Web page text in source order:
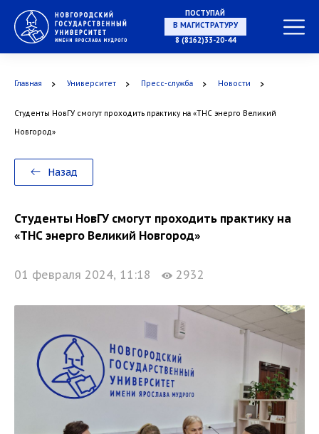
ПОСТУПАЙ
В МАГИСТРАТУРУ
8 (8162)33-20-44
Главная Университет Пресс-служба Новости
Студенты НовГУ смогут проходить практику на «ТНС энерго Великий
Новгород»
Назад
Студенты НовГУ смогут проходить практику на
«ТНС энерго Великий Новгород»
01 февраля 2024, 11:18 2932